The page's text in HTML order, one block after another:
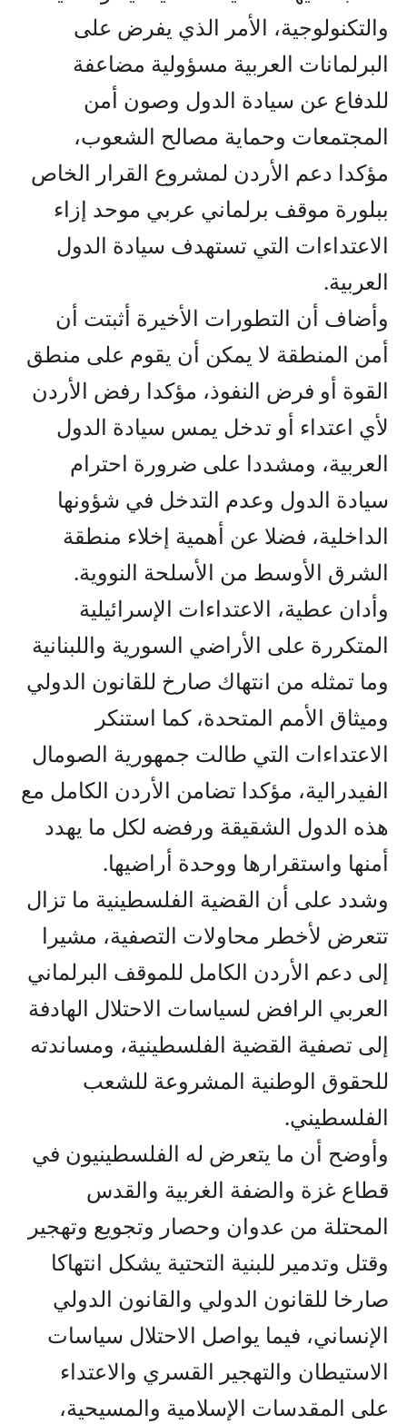
والتكنولوجية، الأمر الذي يفرض على
البرلمانات العربية مسؤولية مضاعفة
للدفاع عن سيادة الدول وصون أمن
المجتمعات وحماية مصالح الشعوب،
مؤكدا دعم الأردن لمشروع القرار الخاص
ببلورة موقف برلماني عربي موحد إزاء
الاعتداءات التي تستهدف سيادة الدول
العربية.
وأضاف أن التطورات الأخيرة أثبتت أن
أمن المنطقة لا يمكن أن يقوم على منطق
القوة أو فرض النفوذ، مؤكدا رفض الأردن
لأي اعتداء أو تدخل يمس سيادة الدول
العربية، ومشددا على ضرورة احترام
سيادة الدول وعدم التدخل في شؤونها
الداخلية، فضلا عن أهمية إخلاء منطقة
الشرق الأوسط من الأسلحة النووية.
وأدان عطية، الاعتداءات الإسرائيلية
المتكررة على الأراضي السورية واللبنانية
وما تمثله من انتهاك صارخ للقانون الدولي
وميثاق الأمم المتحدة، كما استنكر
الاعتداءات التي طالت جمهورية الصومال
الفيدرالية، مؤكدا تضامن الأردن الكامل مع
هذه الدول الشقيقة ورفضه لكل ما يهدد
أمنها واستقرارها ووحدة أراضيها.
وشدد على أن القضية الفلسطينية ما تزال
تتعرض لأخطر محاولات التصفية، مشيرا
إلى دعم الأردن الكامل للموقف البرلماني
العربي الرافض لسياسات الاحتلال الهادفة
إلى تصفية القضية الفلسطينية، ومساندته
للحقوق الوطنية المشروعة للشعب
الفلسطيني.
وأوضح أن ما يتعرض له الفلسطينيون في
قطاع غزة والضفة الغربية والقدس
المحتلة من عدوان وحصار وتجويع وتهجير
وقتل وتدمير للبنية التحتية يشكل انتهاكا
صارخا للقانون الدولي والقانون الدولي
الإنساني، فيما يواصل الاحتلال سياسات
الاستيطان والتهجير القسري والاعتداء
على المقدسات الإسلامية والمسيحية،